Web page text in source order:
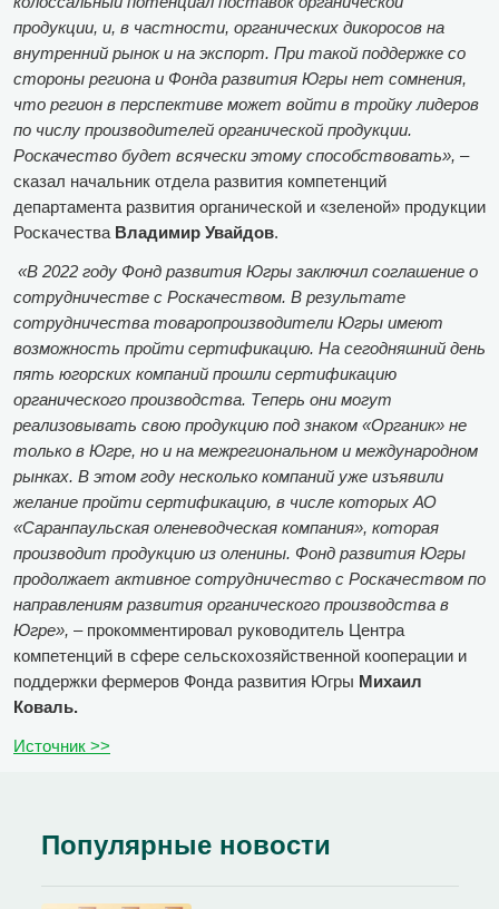
продукции, и, в частности, органических дикоросов на
внутренний рынок и на экспорт. При такой поддержке со
стороны региона и Фонда развития Югры нет сомнения,
что регион в перспективе может войти в тройку лидеров
по числу производителей органической продукции.
Роскачество будет всячески этому способствовать», –
сказал начальник отдела развития компетенций
департамента развития органической и «зеленой» продукции
Роскачества Владимир Увайдов.
«В 2022 году Фонд развития Югры заключил соглашение о
сотрудничестве с Роскачеством. В результате
сотрудничества товаропроизводители Югры имеют
возможность пройти сертификацию. На сегодняшний день
пять югорских компаний прошли сертификацию
органического производства. Теперь они могут
реализовывать свою продукцию под знаком «Органик» не
только в Югре, но и на межрегиональном и международном
рынках. В этом году несколько компаний уже изъявили
желание пройти сертификацию, в числе которых АО
«Саранпаульская оленеводческая компания», которая
производит продукцию из оленины. Фонд развития Югры
продолжает активное сотрудничество с Роскачеством по
направлениям развития органического производства в
Югре», – прокомментировал руководитель Центра
компетенций в сфере сельскохозяйственной кооперации и
поддержки фермеров Фонда развития Югры Михаил
Коваль.
Источник >>
Популярные новости